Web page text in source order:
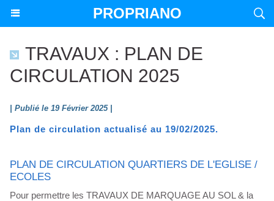
PROPRIANO
TRAVAUX : PLAN DE
CIRCULATION 2025
| Publié le 19 Février 2025 |
Plan de circulation actualisé au 19/02/2025.
PLAN DE CIRCULATION QUARTIERS DE L'EGLISE /
ECOLES
Pour permettre les TRAVAUX DE MARQUAGE AU SOL & la